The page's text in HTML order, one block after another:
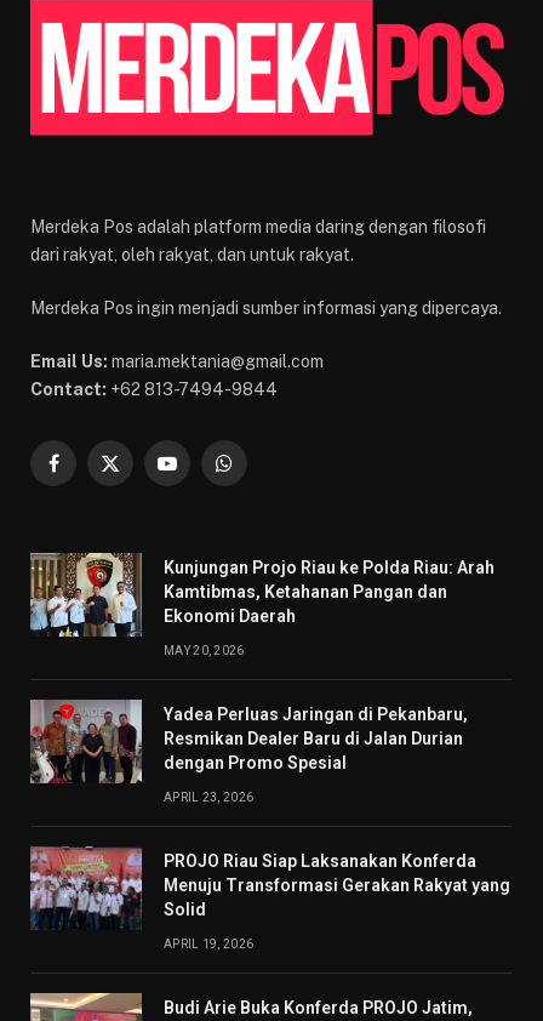
Merdeka Pos adalah platform media daring dengan filosofi
dari rakyat, oleh rakyat, dan untuk rakyat.
Merdeka Pos ingin menjadi sumber informasi yang dipercaya.
Email Us: maria.mektania@gmail.com
Contact: +62 813-7494-9844
Facebook
X
YouTubeWhatsApp
Kunjungan Projo Riau ke Polda Riau: Arah
Kamtibmas, Ketahanan Pangan dan
Ekonomi Daerah
MAY 20, 2026
Yadea Perluas Jaringan di Pekanbaru,
Resmikan Dealer Baru di Jalan Durian
dengan Promo Spesial
APRIL 23, 2026
PROJO Riau Siap Laksanakan Konferda
Menuju Transformasi Gerakan Rakyat yang
Solid
APRIL 19, 2026
Budi Arie Buka Konferda PROJO Jatim,